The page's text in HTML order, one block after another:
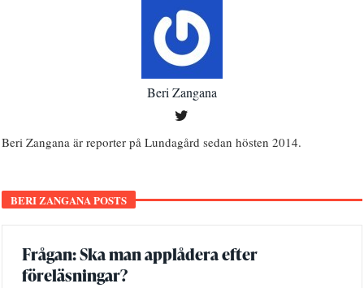
Beri Zangana
Beri Zangana är reporter på Lundagård sedan hösten 2014.
BERI ZANGANA POSTS
Frågan: Ska man applådera efter
föreläsningar?